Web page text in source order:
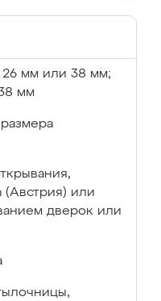
26 мм или 38 мм;
мм
(Австрия) или
дверок или